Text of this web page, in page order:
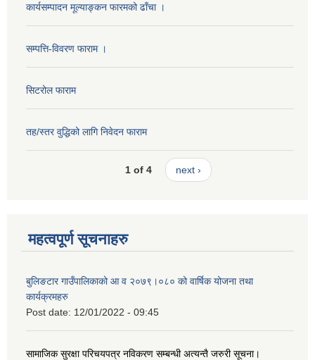
कार्यसम्पादन मूल्याङ्कन फारमको ढाँचा ।
सम्पत्ति-विवरण फाराम ।
सिटरोल फाराम
तह/स्तर वुद्धिको लागि निवेदन फाराम
1 of 4 next ›
महत्वपूर्ण सूचनाहरु
बुलिङटार गाउँपालिकाको आ व २०७९।०८० को वार्षिक योजना तथा
कार्यक्रमहरु
Post date: 12/01/2022 - 09:45
सामाजिक सुरक्षा परिचयपत्र नविकरण सम्बन्धी अत्यन्तै जरुरी सूचना।